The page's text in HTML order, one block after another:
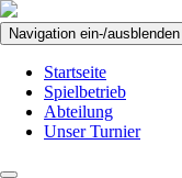
Navigation ein-/ausblenden
Startseite
Spielbetrieb
Abteilung
Unser Turnier